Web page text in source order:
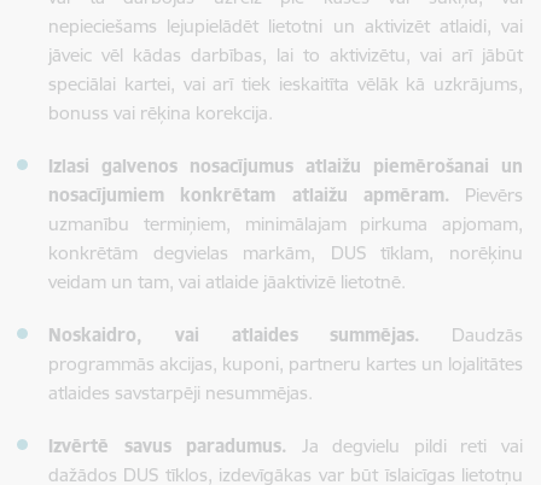
nepieciešams lejupielādēt lietotni un aktivizēt atlaidi, vai
jāveic vēl kādas darbības, lai to aktivizētu, vai arī jābūt
speciālai kartei, vai arī tiek ieskaitīta vēlāk kā uzkrājums,
bonuss vai rēķina korekcija.
Izlasi galvenos nosacījumus atlaižu piemērošanai un
nosacījumiem konkrētam atlaižu apmēram. Pievērs
uzmanību termiņiem, minimālajam pirkuma apjomam,
konkrētām degvielas markām, DUS tīklam, norēķinu
veidam un tam, vai atlaide jāaktivizē lietotnē.
Noskaidro, vai atlaides summējas.
Daudzās
programmās akcijas, kuponi, partneru kartes un lojalitātes
atlaides savstarpēji nesummējas.
Izvērtē savus paradumus.
Ja degvielu pildi reti vai
dažādos DUS tīklos, izdevīgākas var būt īslaicīgas lietotņu